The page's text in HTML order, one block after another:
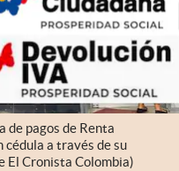
de pagos de Renta
cédula a través de su
El Cronista Colombia)